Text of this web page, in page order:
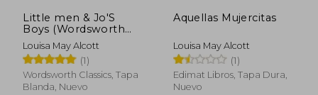
dcto. $ 46.710 dcto.
Little men & Jo'S
Boys (Wordsworth
Children'S Classics)
Louisa May Alcott
(1)
Wordsworth Classics, Tapa
Blanda, Nuevo
Aquellas Mujercitas
Louisa May Alcott
(1)
Edimat Libros, Tapa Dura,
Nuevo